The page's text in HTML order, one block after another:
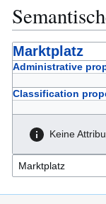
Zur
Navigation
Zur
Suche
Marktplatz
Administrative
Classification
Keine